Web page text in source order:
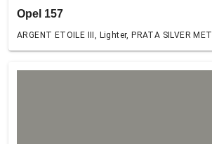
Opel 157
ARGENT ETOILE III, Lighter, PRATA SILVER MET